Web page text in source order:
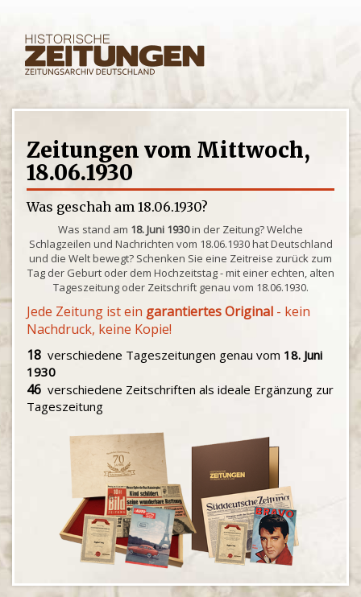
Zeitungen vom Mittwoch,
18.06.1930
Was geschah am 18.06.1930?
Was stand am 18. Juni 1930in der Zeitung? Welche
Schlagzeilen und Nachrichten vom 18.06.1930 hat Deutschland
und die Welt bewegt? Schenken Sie eine Zeitreise zurück zum
Tag der Geburt oder dem Hochzeitstag - mit einer echten, alten
Tageszeitung oder Zeitschrift genau vom 18.06.1930.
Jede Zeitung ist ein garantiertes Original - kein
Nachdruck, keine Kopie!
18 verschiedene Tageszeitungen genau vom 18. Juni
1930
46 verschiedene Zeitschriften als ideale Ergänzung zur
Tageszeitung